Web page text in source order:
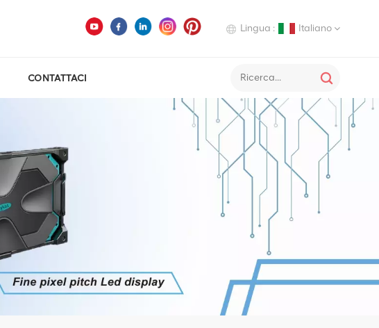
Lingua : Italiano
Deutsch
Italiano
Español
CONTATTACI